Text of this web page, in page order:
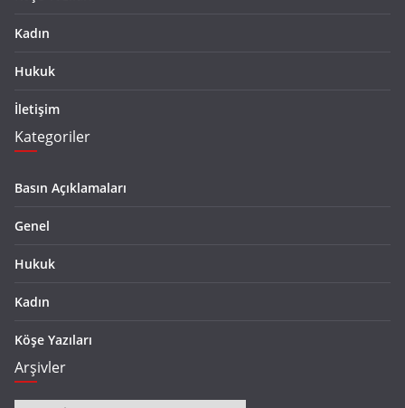
Kadın
Hukuk
İletişim
Kategoriler
Basın Açıklamaları
Genel
Hukuk
Kadın
Köşe Yazıları
Arşivler